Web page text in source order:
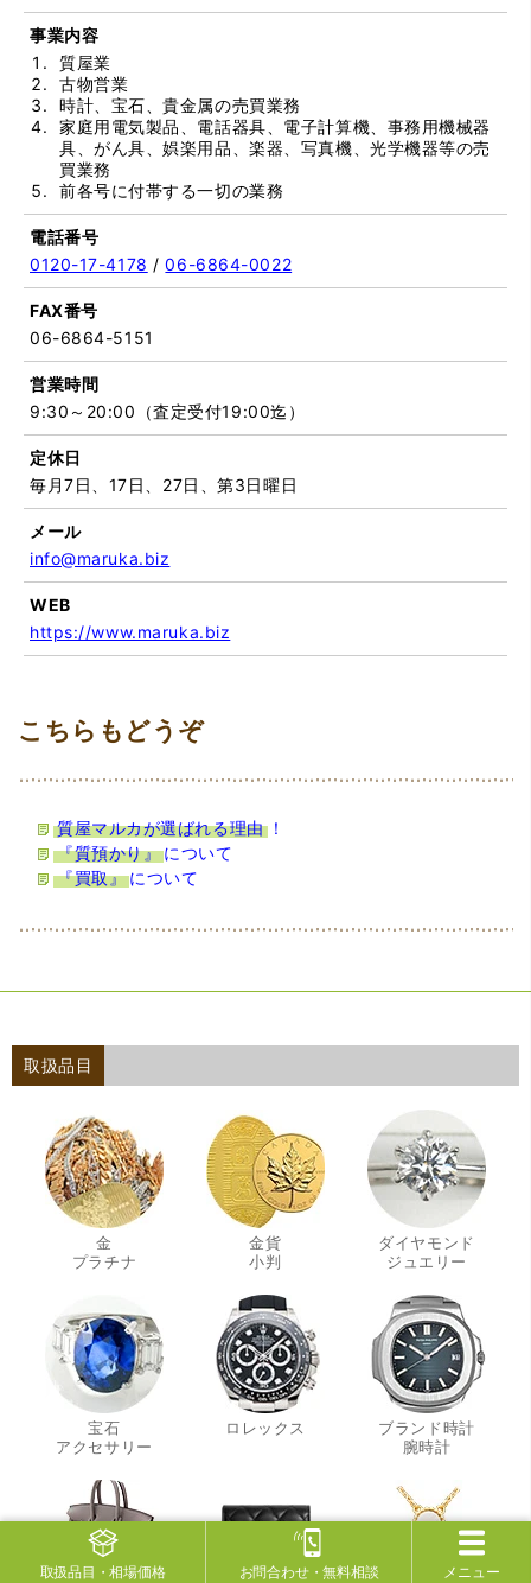
事業内容
質屋業
古物営業
時計、宝石、貴金属の売買業務
家庭用電気製品、電話器具、電子計算機、事務用機械器
具、がん具、娯楽用品、楽器、写真機、光学機器等の売
買業務
前各号に付帯する一切の業務
電話番号
0120-17-4178 /06-6864-0022
FAX番号
06-6864-5151
営業時間
9:30～20:00（査定受付19:00迄）
定休日
毎月7日、17日、27日、第3日曜日
メール
info@maruka.biz
WEB
https://www.maruka.biz
質屋マルカが選ばれる理由！
『質預かり』 について
『買取』 について
取扱品目 ・相場価格 お問合わせ・無料相談 メニュー
取扱品目
金
プラチナ
金貨
小判
ダイヤモンド
ジュエリー
宝石
アクセサリー
ロレックス
ブランド時計
腕時計